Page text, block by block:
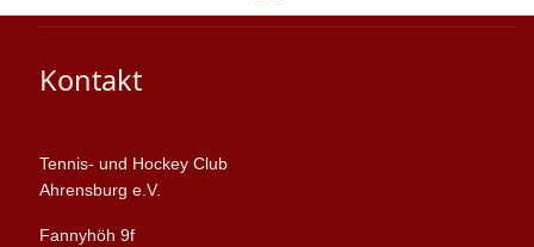
Kontakt
Tennis- und Hockey Club
Ahrensburg e.V.
Fannyhöh 9f